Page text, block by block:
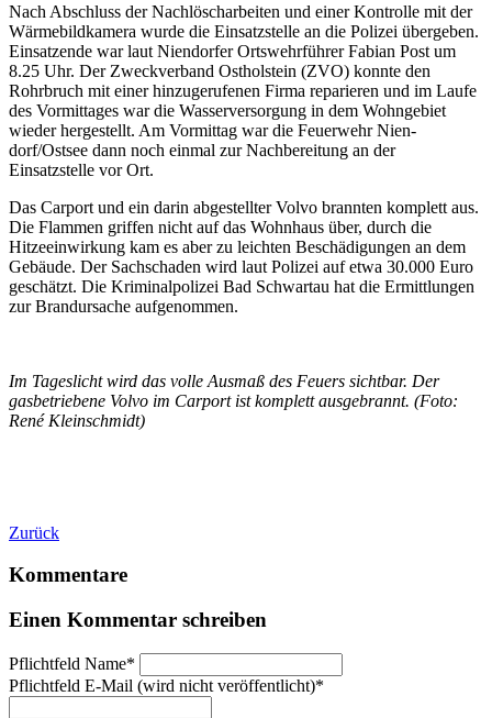
Nach Abschluss der Nachlöscharbeiten und einer Kontrolle mit der
Wärmebildkamera wurde die Einsatzstelle an die Polizei übergeben.
Einsatzende war laut Niendorfer Ortswehrführer Fabian Post um
8.25 Uhr. Der Zweckverband Ostholstein (ZVO) konnte den
Rohrbruch mit einer hinzugerufenen Firma reparieren und im Laufe
des Vormittages war die Wasserversorgung in dem Wohngebiet
wieder hergestellt. Am Vormittag war die Feuerwehr Nien­
dorf/Ostsee dann noch einmal zur Nachbereitung an der
Einsatzstelle vor Ort.
Das Carport und ein darin abgestellter Volvo brannten komplett aus.
Die Flammen griffen nicht auf das Wohnhaus über, durch die
Hitzeeinwirkung kam es aber zu leichten Beschädigungen an dem
Gebäude. Der Sachschaden wird laut Polizei auf etwa 30.000 Euro
geschätzt. Die Kriminalpolizei Bad Schwartau hat die Ermittlungen
zur Brandursache aufgenommen.
Im Tageslicht wird das volle Ausmaß des Feuers sichtbar. Der
gasbetriebene Volvo im Carport ist komplett ausgebrannt. (Foto:
René Kleinschmidt)
Zurück
Kommentare
Einen Kommentar schreiben
Pflichtfeld Name*
Pflichtfeld E-Mail (wird nicht veröffentlicht)*